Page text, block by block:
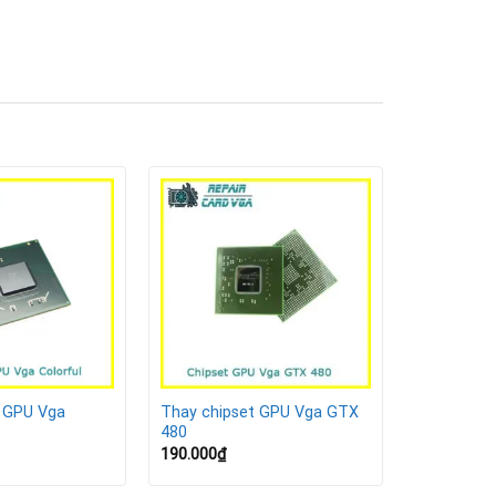
đến hiệu năng tổng thể.
Vga
Thay chipset GPU Vga GTX
480
190.000₫